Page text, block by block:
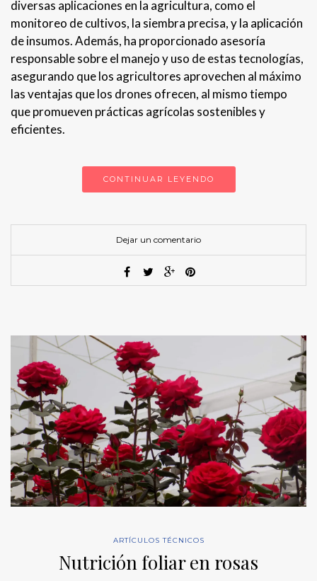
diversas aplicaciones en la agricultura, como el
monitoreo de cultivos, la siembra precisa, y la aplicación
de insumos. Además, ha proporcionado asesoría
responsable sobre el manejo y uso de estas tecnologías,
asegurando que los agricultores aprovechen al máximo
las ventajas que los drones ofrecen, al mismo tiempo
que promueven prácticas agrícolas sostenibles y
eficientes.
CONTINUAR LEYENDO
Dejar un comentario
ARTÍCULOS TÉCNICOS
Nutrición foliar en rosas